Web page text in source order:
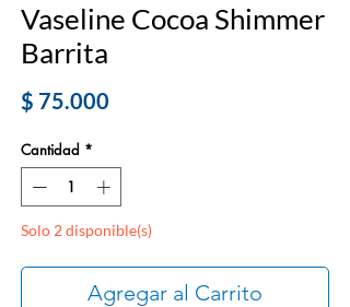
Vaseline Cocoa Shimmer
Barrita
$ 75.000
Cantidad *
Solo 2 disponible(s)
Agregar al Carrito